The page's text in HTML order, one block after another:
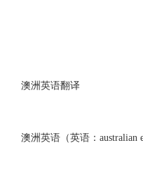
澳洲英语翻译
澳洲英语（英语：australian